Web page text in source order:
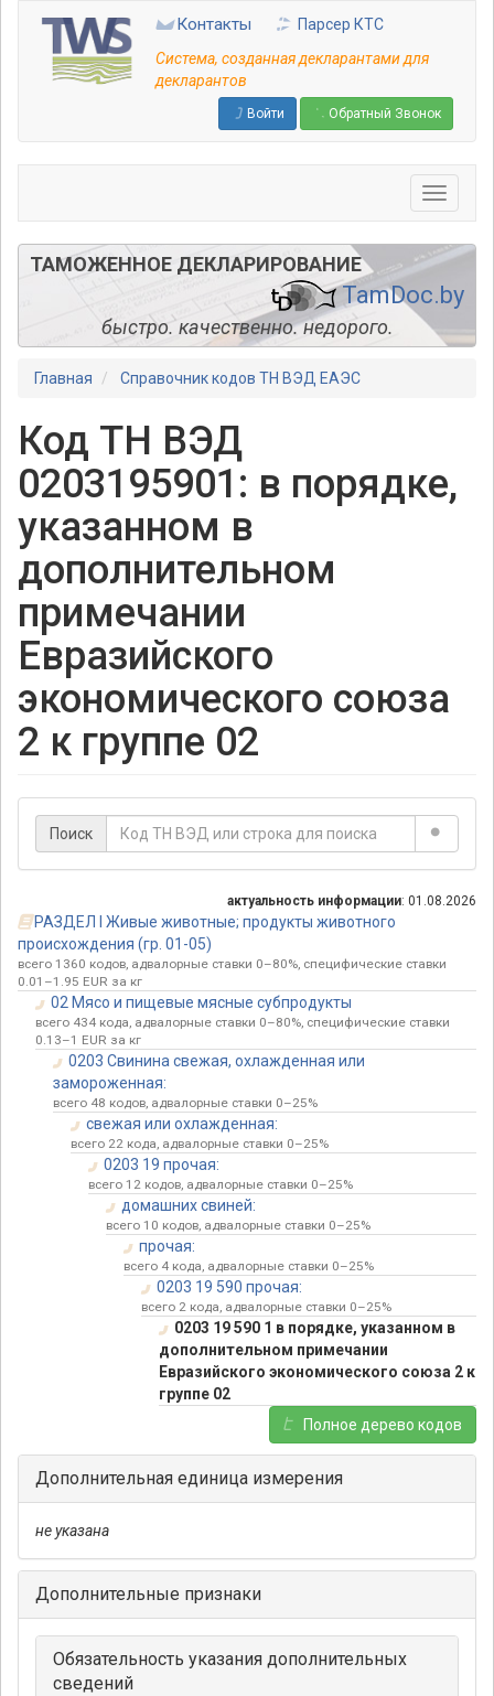
основному
содержанию
Контакты
Парсер КТС
Система, созданная декларантами для
декларантов
Войти Обратный Звонок
ТАМОЖЕННОЕ ДЕКЛАРИРОВАНИЕ
TamDoc.by
быстро. качественно. недорого.
Главная Справочник кодов ТН ВЭД ЕАЭС
Код ТН ВЭД
0203195901: в порядке,
указанном в
дополнительном
примечании
Евразийского
экономического союза
2 к группе 02
Поиск
актуальность информации: 01.08.2026
РАЗДЕЛ I Живые животные; продукты животного
происхождения (гр. 01-05)
всего 1360 кодов, адвалорные ставки 0–80%, специфические ставки
0.01–1.95 EUR за кг
02 Мясо и пищевые мясные субпродукты
всего 434 кода, адвалорные ставки 0–80%, специфические ставки
0.13–1 EUR за кг
0203 Свинина свежая, охлажденная или
замороженная:
всего 48 кодов, адвалорные ставки 0–25%
свежая или охлажденная:
всего 22 кода, адвалорные ставки 0–25%
0203 19 прочая:
всего 12 кодов, адвалорные ставки 0–25%
домашних свиней:
всего 10 кодов, адвалорные ставки 0–25%
прочая:
всего 4 кода, адвалорные ставки 0–25%
0203 19 590 прочая:
всего 2 кода, адвалорные ставки 0–25%
0203 19 590 1 в порядке, указанном в
дополнительном примечании
Евразийского экономического союза 2 к
группе 02
Полное дерево кодов
Дополнительная единица измерения
не указана
Дополнительные признаки
Обязательность указания дополнительных
сведений